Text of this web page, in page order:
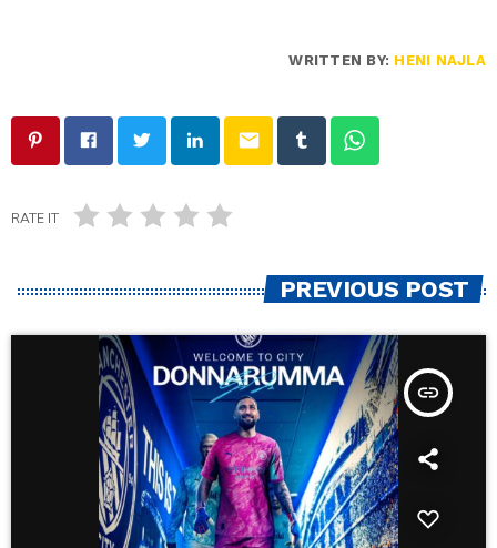
WRITTEN BY: HENI NAJLA
email
RATE IT
PREVIOUS POST
insert_link